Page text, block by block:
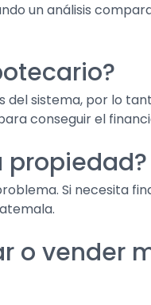
un análisis
sistema, por lo
conseguir el
propiedad?
Si necesita
o vender